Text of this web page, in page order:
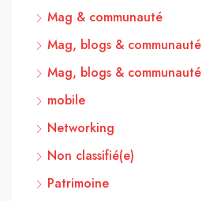
Mag & communauté
Mag, blogs & communauté
Mag, blogs & communauté
mobile
Networking
Non classifié(e)
Patrimoine